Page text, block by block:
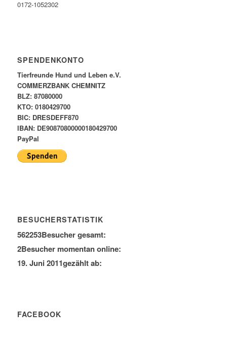
0172-1052302
SPENDENKONTO
Tierfreunde Hund und Leben e.V.
COMMERZBANK CHEMNITZ
BLZ: 87080000
KTO: 0180429700
BIC: DRESDEFF870
IBAN: DE90870800000180429700
PayPal
BESUCHERSTATISTIK
562253Besucher gesamt:
2Besucher momentan online:
19. Juni 2011gezählt ab:
FACEBOOK